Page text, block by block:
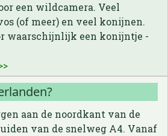
een wildcamera. Veel
(of meer) en veel konijnen.
waarschijnlijk een konijntje -
aan de noordkant van de
van de snelweg A4. Vanaf